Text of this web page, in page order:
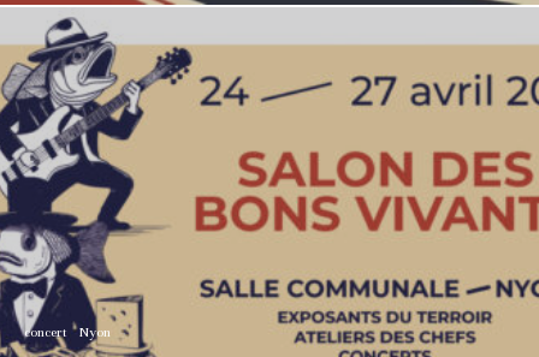
concert Nyon